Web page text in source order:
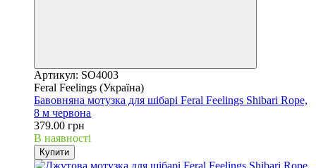
Артикул: SO4003
Feral Feelings (Україна)
Бавовняна мотузка для шібарі Feral Feelings Shibari Rope,
8 м червона
379.00 грн
В наявності
Купити